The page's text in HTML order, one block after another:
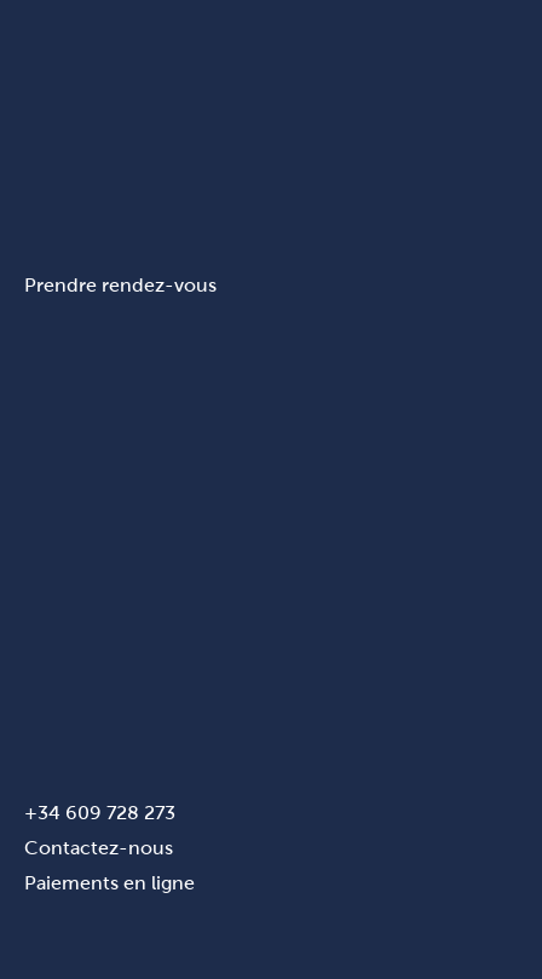
Prendre rendez-vous
+34 609 728 273
Contactez-nous
Paiements en ligne